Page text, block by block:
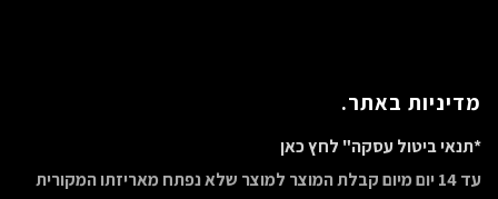
מדיניות באתר.
*תנאי ביטול עסקה" לחץ כאן
עד 14 יום מיום קבלת המוצר למוצר שלא נפתח מאריזתו המקורית